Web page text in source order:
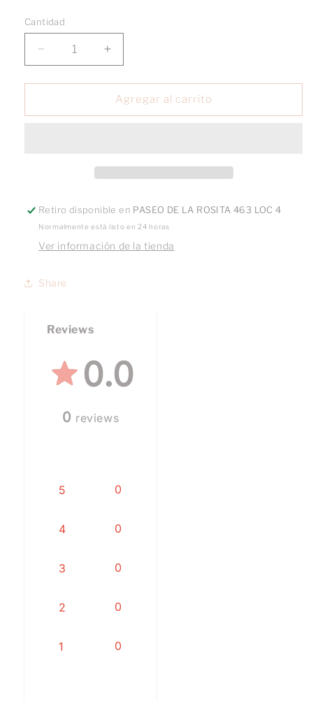
Cantidad
Reducir
cantidad
para
Circulo
Aumentar
cantidad
para
Collar
Circulo
Agregar al carrito
Retiro disponible en PASEO DE LA ROSITA 463 LOC 4
Normalmente está listo en 24 horas
Ver información de la tienda
Share
Reviews
0.0
0 reviews
5 0
4 0
3 0
2 0
1 0